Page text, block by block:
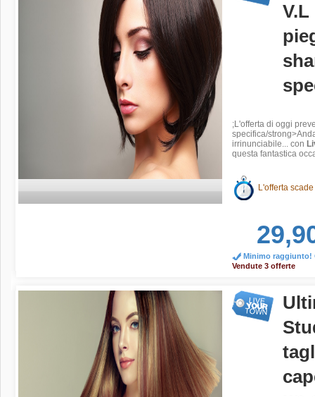
;L'offerta di oggi
specifica/strong>
irrinunciabile... con
questa fantastica
L'offerta
Minimo raggiunto!
Vendute 3 offerte